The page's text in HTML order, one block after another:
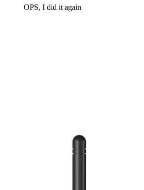
OPS, I did it again